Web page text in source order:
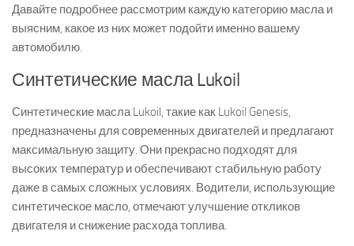
Давайте подробнее рассмотрим каждую категорию масла и
выясним, какое из них может подойти именно вашему
автомобилю.
Синтетические масла Lukoil
Синтетические масла Lukoil, такие как Lukoil Genesis,
предназначены для современных двигателей и предлагают
максимальную защиту. Они прекрасно подходят для
высоких температур и обеспечивают стабильную работу
даже в самых сложных условиях. Водители, использующие
синтетическое масло, отмечают улучшение откликов
двигателя и снижение расхода топлива.